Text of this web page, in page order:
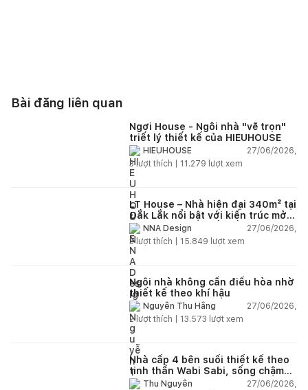
Bài đăng liên quan
Ngơi House - Ngôi nhà "vẽ trọn"
triết lý thiết kế của HIEUHOUSE
HIEUHOUSE
27/06/2026,
3lượt thích | 11.279 lượt xem
LT House – Nhà hiện đại 340m² tại
Đắk Lắk nổi bật với kiến trúc mở
và hệ sân vườn kết nối thiên
nhiên
NNA Design
27/06/2026,
3lượt thích | 15.849 lượt xem
Ngôi nhà không cần điều hòa nhờ
thiết kế theo khí hậu
Nguyễn Thu Hằng
27/06/2026,
2lượt thích | 13.573 lượt xem
Nhà cấp 4 bên suối thiết kế theo
tinh thần Wabi Sabi, sống chậm
giữa thiên nhiên
Thu Nguyễn
27/06/2026,